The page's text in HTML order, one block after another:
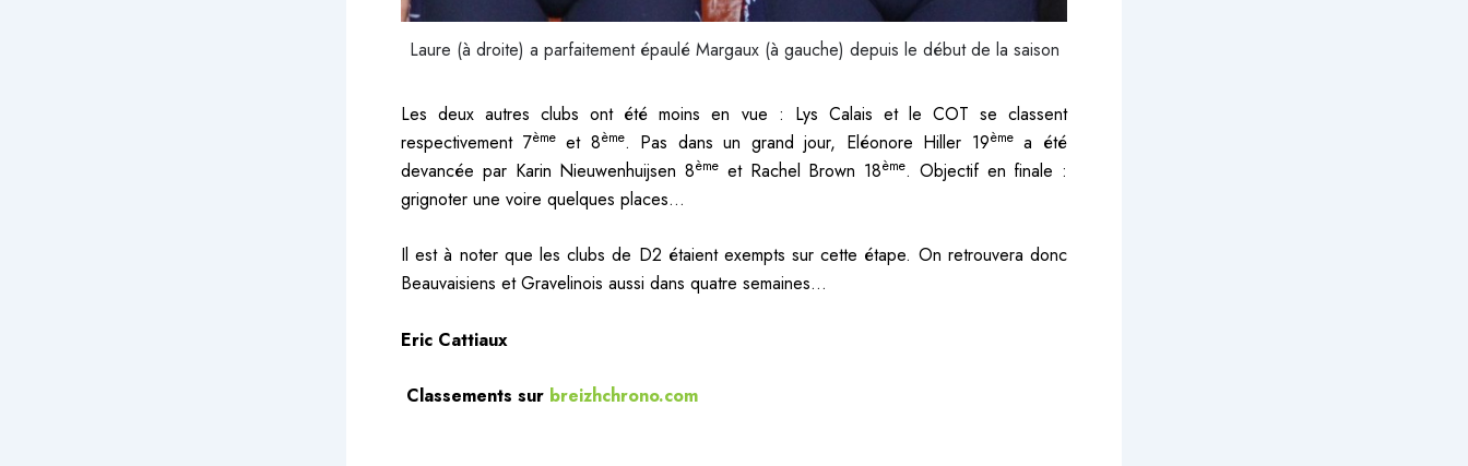
Laure (à droite) a parfaitement épaulé Margaux (à gauche) depuis le début de la saison
Les deux autres clubs ont été moins en vue : Lys Calais et le COT se classent
respectivement 7èmeet 8ème. Pas dans un grand jour, Eléonore Hiller 19èmea été
devancée par Karin Nieuwenhuijsen 8ème et Rachel Brown 18ème. Objectif en finale :
grignoter une voire quelques places…
Il est à noter que les clubs de D2 étaient exempts sur cette étape. On retrouvera donc
Beauvaisiens et Gravelinois aussi dans quatre semaines…
Eric Cattiaux
Classements sur breizhchrono.com